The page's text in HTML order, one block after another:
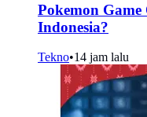
Pokemon
Indonesia?
Tekno•14 jam lalu